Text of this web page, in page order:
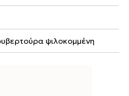
ψιλοκομμένη